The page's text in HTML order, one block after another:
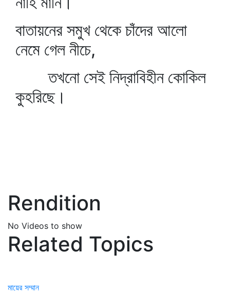
বাতায়নের সমুখ থেকে চাঁদের আলো
নেমে গেল নীচে,
তখনো সেই নিদ্রাবিহীন কোকিল
কুহরিছে।
Rendition
No Videos to show
Related Topics
মায়ের সম্মান